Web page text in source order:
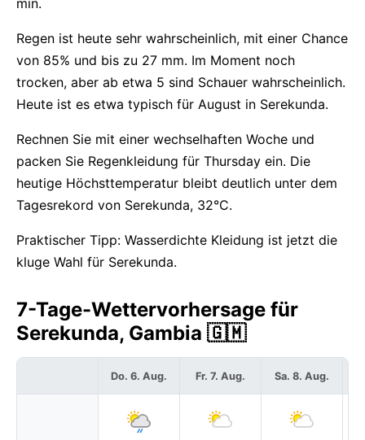
min.
Regen ist heute sehr wahrscheinlich, mit einer Chance
von 85% und bis zu 27 mm. Im Moment noch
trocken, aber ab etwa 5 sind Schauer wahrscheinlich.
Heute ist es etwa typisch für August in Serekunda.
Rechnen Sie mit einer wechselhaften Woche und
packen Sie Regenkleidung für Thursday ein. Die
heutige Höchsttemperatur bleibt deutlich unter dem
Tagesrekord von Serekunda, 32°C.
Praktischer Tipp: Wasserdichte Kleidung ist jetzt die
kluge Wahl für Serekunda.
7-Tage-Wettervorhersage für
Serekunda, Gambia 🇬🇲
Do. 6. Aug. Fr. 7. Aug. Sa. 8. Aug.